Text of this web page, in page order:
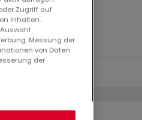
Zugriff auf
Inhalten.
Messung der
von Daten
der